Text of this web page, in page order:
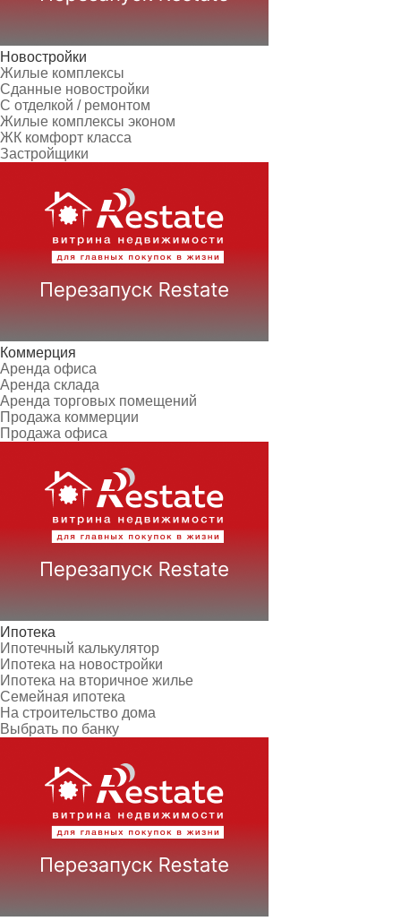
Новостройки
Жилые комплексы
Сданные новостройки
С отделкой / ремонтом
Жилые комплексы эконом
ЖК комфорт класса
Застройщики
Коммерция
Аренда офиса
Аренда склада
Аренда торговых помещений
Продажа коммерции
Продажа офиса
Ипотека
Ипотечный калькулятор
Ипотека на новостройки
Ипотека на вторичное жилье
Семейная ипотека
На строительство дома
Выбрать по банку